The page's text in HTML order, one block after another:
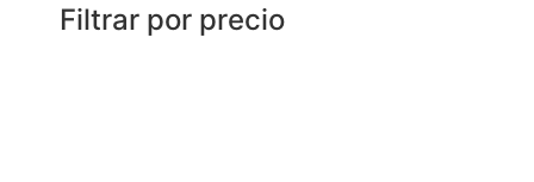
Filtrar por precio